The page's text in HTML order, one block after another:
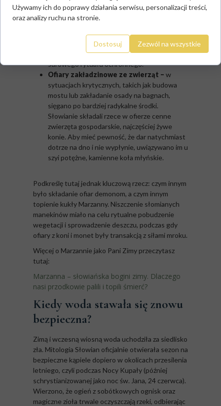
na wkupienie się w łaski wodnika i
zapewnienie sobie bezpiecznej podróży
statkiem czy łodzią. Dzisiejszy niewinny
zwyczaj wrzucania pieniędzy do miejskich
fontann to bezpośrednie echo tego
surowego rytuału ochronnego.
Ofiary zakładzinowe ze zwierząt – w
sytuacjach krytycznych, takich jak budowa
mostu lub zakładanie osady na bagnach,
sięgano po bardziej radykalne środki.
Słowianie składali rzece w ofierze cenne
zwierzęta gospodarskie, najczęściej żywe
konie. Aby mieć pewność, że dar natychmiast
dotrze na dno i nie wypłynie, uwiązywano im u
szyi potężne, kamienne koła młyńskie.
Podkreślę tutaj jednak kluczową rzecz: czym innym
było składanie ofiar demonom, a czym innym
topienie kukły Marzanny. Niszczenie słomianych
manekinów miało na celu rytualne pobudzenie
wegetacji i sprowadzenie deszczu, podczas gdy
ofiary z koni i monet były transakcją z siłami mroku.
Więcej o Marzannie jako Pani Zimy przeczytasz
tutaj:
Marzanna – słowiańska bogini zimy. Dlaczego
nasi przodkowie palili i topili śmierć?
Kiedy woda stawała się znowu
bezpieczna?
Zimą i wczesną wiosną woda uchodziła za siedlisko
zła. Mitologia Słowian oficjalnie otwierała sezon na
bezpieczne kąpiele dopiero w okolicach przesilenia
letniego, czyli podczas Nocy Kupały (później
schrystianizowanej jako noc św. Jana, 24 czerwca).
Wierzono, że ogień z sobótkowych ognisk oraz
magiczne zioła trwale oczyszczają rzeki, odbierając
Używamy ich do poprawy działania serwisu, personalizacji treści,
oraz analizy ruchu na stronie.
Dostosuj Zezwól na wszystkie